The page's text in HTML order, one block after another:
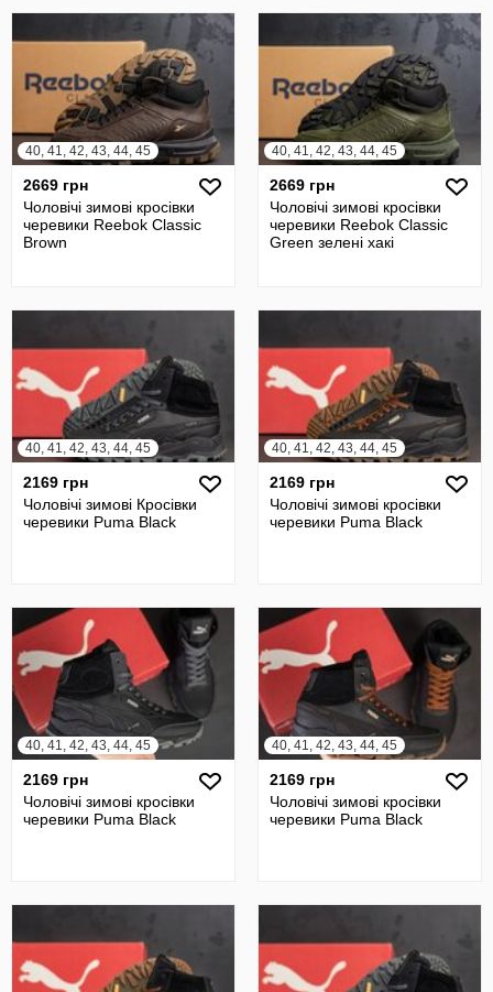
40, 41, 42, 43, 44, 45
2669 грн
Чоловічі зимові кросівки
черевики Reebok Classic
Brown
40, 41, 42, 43, 44, 45
2669 грн
Чоловічі зимові кросівки
черевики Reebok Classic
Green зелені хакі
40, 41, 42, 43, 44, 45
2169 грн
Чоловічі зимові Кросівки
черевики Puma Black
40, 41, 42, 43, 44, 45
2169 грн
Чоловічі зимові кросівки
черевики Puma Black
40, 41, 42, 43, 44, 45
2169 грн
Чоловічі зимові кросівки
черевики Puma Black
40, 41, 42, 43, 44, 45
2169 грн
Чоловічі зимові кросівки
черевики Puma Black